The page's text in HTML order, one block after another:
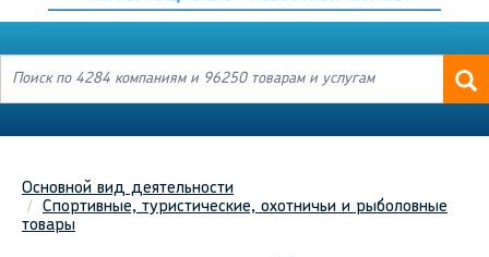
Основной вид деятельности
Спортивные, туристические, охотничьи и рыболовные
товары